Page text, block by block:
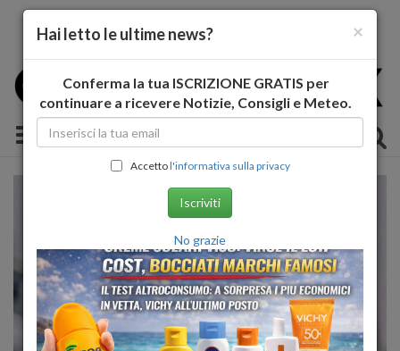
Toggle navigation
×
Hai letto le ultime news?
Conferma la tua ISCRIZIONE GRATIS per
continuare a ricevere Notizie, Consigli e Meteo.
Accettol'informativa sulla privacy
Iscriviti
No grazie